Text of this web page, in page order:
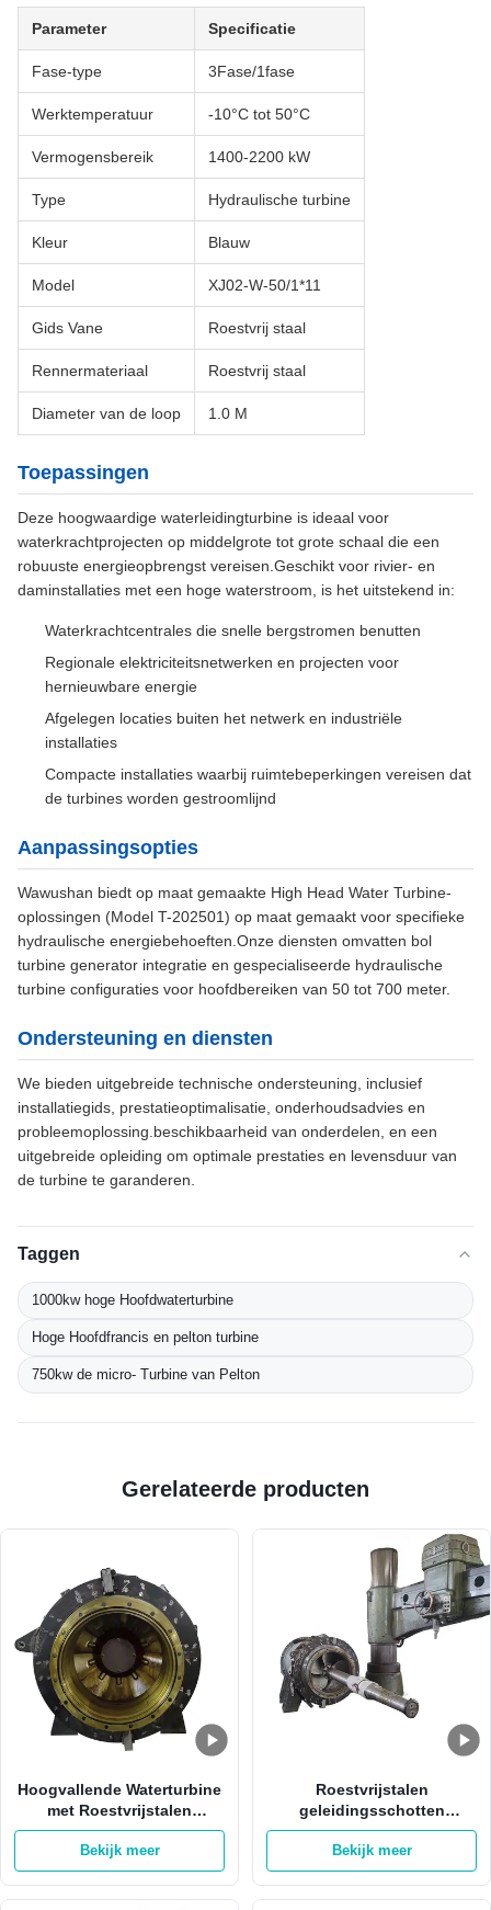
Parameter Specificatie
Fase-type 3Fase/1fase
Werktemperatuur -10°C tot 50°C
Vermogensbereik 1400-2200 kW
Type Hydraulische turbine
Kleur Blauw
Model XJ02-W-50/1*11
Gids Vane Roestvrij staal
Rennermateriaal Roestvrij staal
Diameter van de loop 1.0 M
Toepassingen
Deze hoogwaardige waterleidingturbine is ideaal voor
waterkrachtprojecten op middelgrote tot grote schaal die een
robuuste energieopbrengst vereisen.Geschikt voor rivier- en
daminstallaties met een hoge waterstroom, is het uitstekend in:
Waterkrachtcentrales die snelle bergstromen benutten
Regionale elektriciteitsnetwerken en projecten voor
hernieuwbare energie
Afgelegen locaties buiten het netwerk en industriële
installaties
Compacte installaties waarbij ruimtebeperkingen vereisen dat
de turbines worden gestroomlijnd
Aanpassingsopties
Wawushan biedt op maat gemaakte High Head Water Turbine-
oplossingen (Model T-202501) op maat gemaakt voor specifieke
hydraulische energiebehoeften.Onze diensten omvatten bol
turbine generator integratie en gespecialiseerde hydraulische
turbine configuraties voor hoofdbereiken van 50 tot 700 meter.
Ondersteuning en diensten
We bieden uitgebreide technische ondersteuning, inclusief
installatiegids, prestatieoptimalisatie, onderhoudsadvies en
probleemoplossing.beschikbaarheid van onderdelen, en een
uitgebreide opleiding om optimale prestaties en levensduur van
de turbine te garanderen.
Taggen
1000kw hoge Hoofdwaterturbine
Hoge Hoofdfrancis en pelton turbine
750kw de micro- Turbine van Pelton
Gerelateerde producten
Hoogvallende Waterturbine
met Roestvrijstalen
Geleischoep 1400-2200 KW
Vermogensbereik en
Borstelloos
Bekijk meer
Roestvrijstalen
geleidingsschotten
hogedruk-waterturbine met
1000 RPM voor 180 m
waterhoogte hydro-
Bekijk meer